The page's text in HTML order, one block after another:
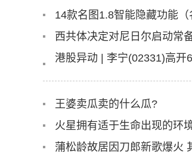
14款名图1.8智能隐藏功能（
西共体决定对尼日尔启动常
王婆卖瓜卖的什么瓜?
火星拥有适于生命出现的环